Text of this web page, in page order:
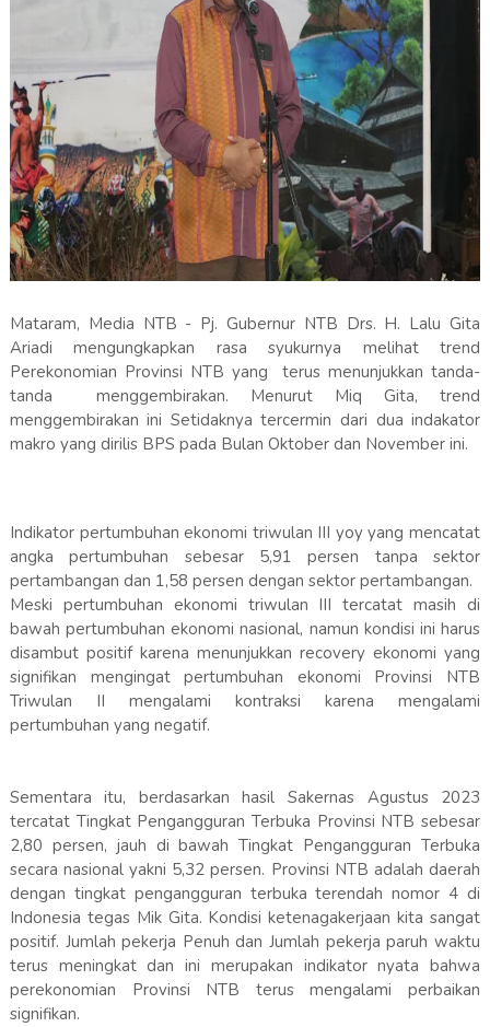
Mataram, Media NTB - Pj. Gubernur NTB Drs. H. Lalu Gita
Ariadi mengungkapkan rasa syukurnya melihat trend
Perekonomian Provinsi NTB yang terus menunjukkan tanda-
tanda menggembirakan. Menurut Miq Gita, trend
menggembirakan ini Setidaknya tercermin dari dua indakator
makro yang dirilis BPS pada Bulan Oktober dan November ini.
Indikator pertumbuhan ekonomi triwulan III yoy yang mencatat
angka pertumbuhan sebesar 5,91 persen tanpa sektor
pertambangan dan 1,58 persen dengan sektor pertambangan.
Meski pertumbuhan ekonomi triwulan III tercatat masih di
bawah pertumbuhan ekonomi nasional, namun kondisi ini harus
disambut positif karena menunjukkan recovery ekonomi yang
signifikan mengingat pertumbuhan ekonomi Provinsi NTB
Triwulan II mengalami kontraksi karena mengalami
pertumbuhan yang negatif.
Sementara itu, berdasarkan hasil Sakernas Agustus 2023
tercatat Tingkat Pengangguran Terbuka Provinsi NTB sebesar
2,80 persen, jauh di bawah Tingkat Pengangguran Terbuka
secara nasional yakni 5,32 persen. Provinsi NTB adalah daerah
dengan tingkat pengangguran terbuka terendah nomor 4 di
Indonesia tegas Mik Gita. Kondisi ketenagakerjaan kita sangat
positif. Jumlah pekerja Penuh dan Jumlah pekerja paruh waktu
terus meningkat dan ini merupakan indikator nyata bahwa
perekonomian Provinsi NTB terus mengalami perbaikan
signifikan.